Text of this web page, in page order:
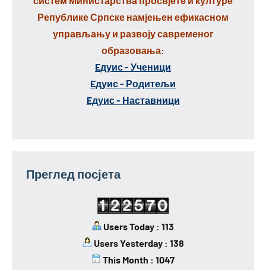
Републике Српске намјењен ефикасном
управљању и развоју савременог
образовања:
Eдуис - Ученици
Eдуис - Родитељи
Eдуис - Наставници
Преглед посјета
Users Today : 113
Users Yesterday : 138
This Month : 1047